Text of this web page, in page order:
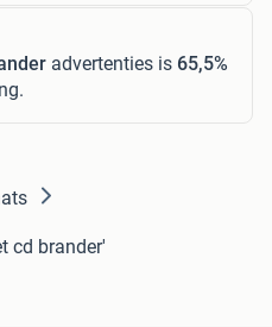
advertenties is 65,5%
cd brander'